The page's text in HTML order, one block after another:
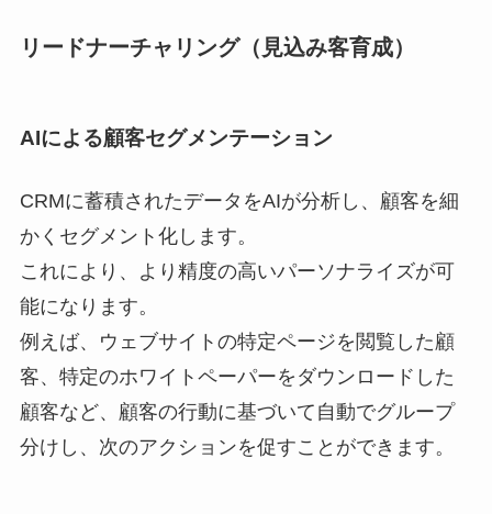
リードナーチャリング（見込み客育成）
AIによる顧客セグメンテーション
CRMに蓄積されたデータをAIが分析し、顧客を細
かくセグメント化します。
これにより、より精度の高いパーソナライズが可
能になります。
例えば、ウェブサイトの特定ページを閲覧した顧
客、特定のホワイトペーパーをダウンロードした
顧客など、顧客の行動に基づいて自動でグループ
分けし、次のアクションを促すことができます。